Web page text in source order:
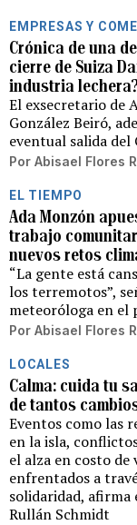
EMPRESAS Y
Crónica de una
cierre de Suiza
industria
El exsecretario de
González Beiró,
eventual salida del
Por Abisael Flores
EL TIEMPO
Ada Monzón
trabajo
nuevos retos
“La gente está
los terremotos”,
meteoróloga en el
Por Abisael Flores
LOCALES
Calma: cuida tu
de tantos
Eventos como las
en la isla,
el alza en costo de
enfrentados a
solidaridad, afirma
Rullán Schmidt